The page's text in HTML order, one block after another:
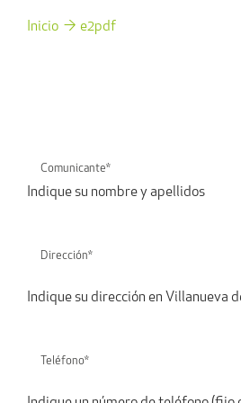
Inicio e2pdf
Indique su nombre y apellidos
Indique su dirección en Villanueva